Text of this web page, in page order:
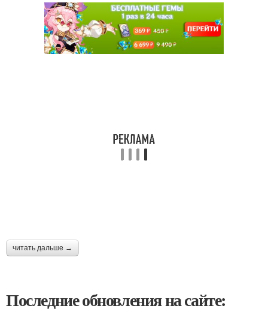
читать дальше →
Последние обновления на сайте: